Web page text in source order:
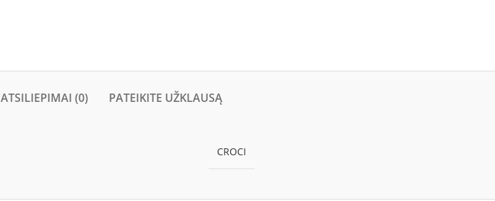
ATSILIEPIMAI (0) PATEIKITE UŽKLAUSĄ
CROCI